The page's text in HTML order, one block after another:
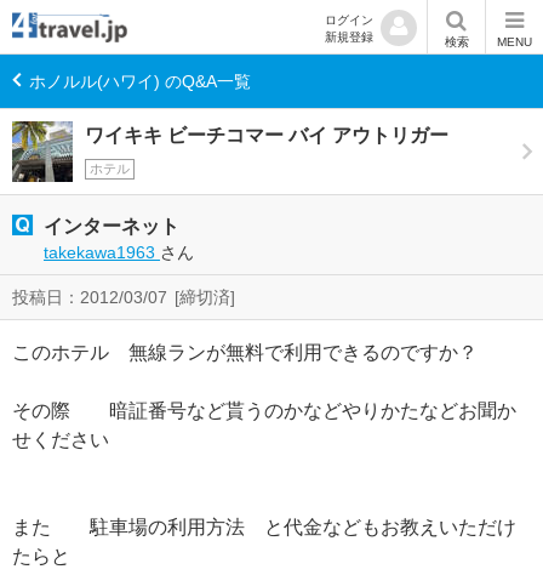
ログイン
新規登録
検索 MENU
ホノルル(ハワイ) のQ&A一覧
ワイキキ ビーチコマー バイ アウトリガー
ホテル
インターネット
takekawa1963 さん
投稿日：2012/03/07 [締切済]
このホテル 無線ランが無料で利用できるのですか？
その際 暗証番号など貰うのかなどやりかたなどお聞か
せください
また 駐車場の利用方法 と代金などもお教えいただけ
たらと